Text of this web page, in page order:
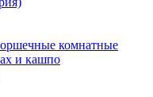
комнатные
и кашпо